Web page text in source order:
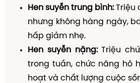
Hen suyễn trung bình:Triệu
nhưng không hàng ngày,
hấp giảm nhẹ.
Hen suyễn nặng:Triệu
trong tuần, chức năng hô
hoạt và chất lượng cuộc